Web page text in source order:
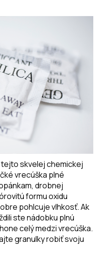
skvelej chemickej
vrecúška plné
drobnej
formu oxidu
pohlcuje vlhkosť. Ak
ste nádobku plnú
celý medzi vrecúška.
granulky robiť svoju